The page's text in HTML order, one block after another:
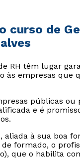
curso de
RH têm lugar
às empresas
públicas
e é
aliada à sua boa
formado, o
que o habilita